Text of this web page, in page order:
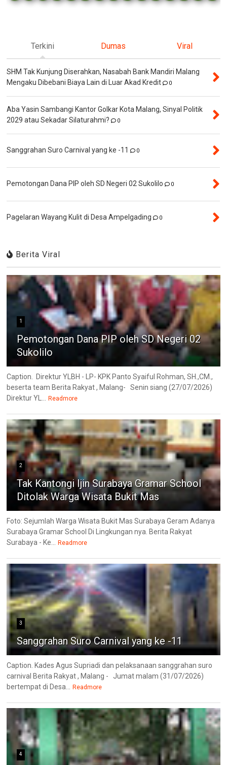
Terkini Dumas Viral
SHM Tak Kunjung Diserahkan, Nasabah Bank Mandiri Malang
Mengaku Dibebani Biaya Lain di Luar Akad Kredit
0
Aba Yasin Sambangi Kantor Golkar Kota Malang, Sinyal Politik
2029 atau Sekadar Silaturahmi?
0
Sanggrahan Suro Carnival yang ke -11 0
Pemotongan Dana PIP oleh SD Negeri 02 Sukolilo 0
Pagelaran Wayang Kulit di Desa Ampelgading 0
Berita Viral
1
Pemotongan Dana PIP oleh SD Negeri 02
Sukolilo
Caption. Direktur YLBH - LP- KPK Panto Syaiful Rohman, SH.,CM.,
beserta team Berita Rakyat , Malang- Senin siang (27/07/2026)
Direktur YL...
Readmore
2
Tak Kantongi Ijin Surabaya Gramar School
Ditolak Warga Wisata Bukit Mas
Foto: Sejumlah Warga Wisata Bukit Mas Surabaya Geram Adanya
Surabaya Gramar School Di Lingkungan nya. Berita Rakyat
Surabaya - Ke...
Readmore
3
Sanggrahan Suro Carnival yang ke -11
Caption. Kades Agus Supriadi dan pelaksanaan sanggrahan suro
carnival Berita Rakyat , Malang - Jumat malam (31/07/2026)
bertempat di Desa...
Readmore
4